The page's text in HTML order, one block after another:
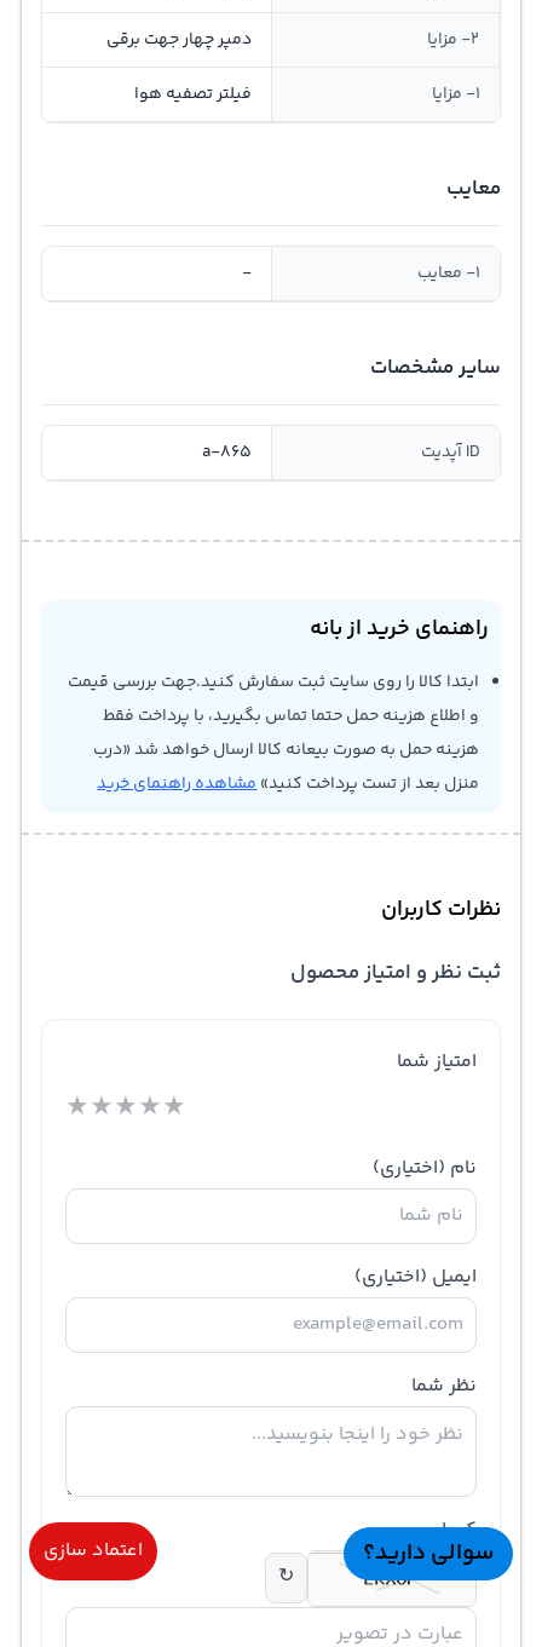
2- مزایا دمپر چهار جهت برقی
1- مزایا فیلتر تصفیه هوا
معایب
1- معایب -
سایر مشخصات
ID آپدیت a-865
راهنمای خرید از بانه
ابتدا کالا را روی سایت ثبت سفارش کنید.جهت بررسی قیمت
و اطلاع هزینه حمل حتما تماس بگیرید، با پرداخت فقط
هزینه حمل به صورت بیعانه کالا ارسال خواهد شد «درب
منزل بعد از تست پرداخت کنید»مشاهده راهنمای خرید
نظرات کاربران
ثبت نظر و امتیاز محصول
امتیاز شما
★★★★★
نام (اختیاری)
ایمیل (اختیاری)
نظر شما
کپچا
↻
سوالی دارید؟ اعتماد سازی